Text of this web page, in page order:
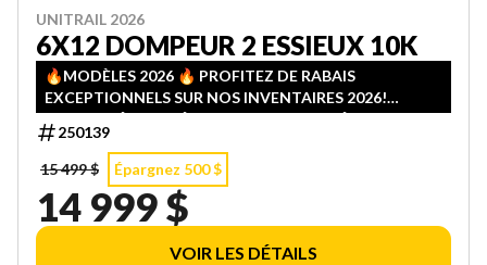
UNITRAIL 2026
6X12 DOMPEUR 2 ESSIEUX 10K
🔥MODÈLES 2026 🔥 PROFITEZ DE RABAIS
EXCEPTIONNELS SUR NOS INVENTAIRES 2026!
QUANTITÉS LIMITÉES — PREMIER ARRIVÉ, PREMIER
SERVI!
250139
15 499 $
Épargnez 500 $
14 999 $
VOIR LES DÉTAILS